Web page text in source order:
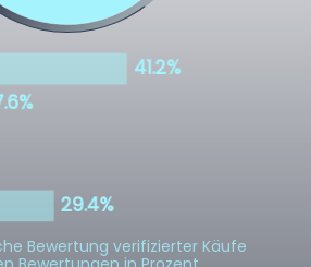
Bewertung verifizierter Käufe